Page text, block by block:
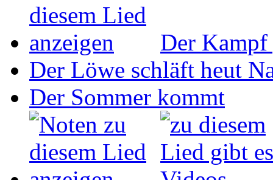
Der
Der Löwe schläft heut
Der Sommer kommt